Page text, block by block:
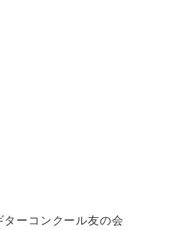
ーコンクール友の会